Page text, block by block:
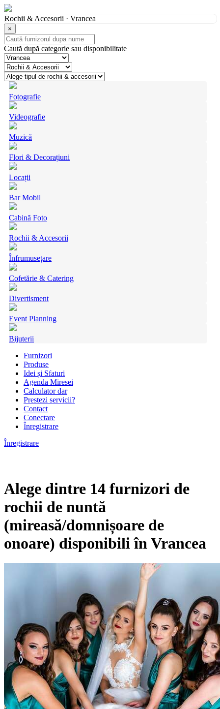
Rochii & Accesorii · Vrancea
×
Caută după categorie sau disponibilitate
Fotografie
Videografie
Muzică
Flori & Decorațiuni
Locații
Bar Mobil
Cabină Foto
Rochii & Accesorii
Înfrumusețare
Cofetărie & Catering
Divertisment
Event Planning
Bijuterii
Furnizori
Produse
Idei și Sfaturi
Agenda Miresei
Calculator dar
Prestezi servicii?
Contact
Conectare
Înregistrare
Înregistrare
Alege dintre 14 furnizori de
rochii de nuntă
(mireasă/domnișoare de
onoare) disponibili în Vrancea